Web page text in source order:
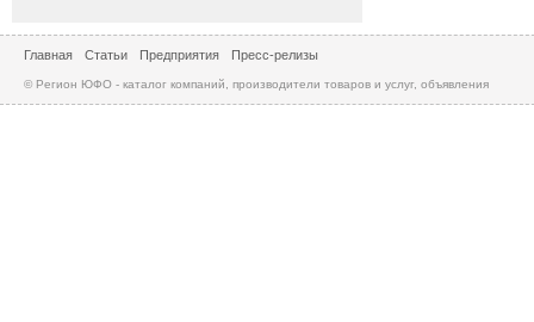
Главная Статьи Предприятия Пресс-релизы
© Регион ЮФО - каталог компаний, производители товаров и услуг, объявления